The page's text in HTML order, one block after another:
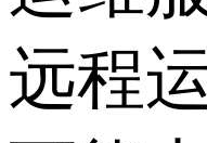
远程